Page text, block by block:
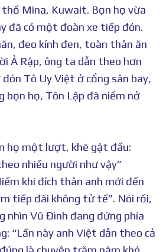
Mina, Kuwait. Bọn họ vừa
đã có một đoàn xe tiếp đón.
đeo kính đen, toàn thân ăn
Ả Rập, ông ta dẫn theo hơn
Tô Uy Việt ở cổng sân bay,
bọn họ, Tôn Lập đã niềm nở
họ một lượt, khẽ gật đầu:
nhiều người như vậy”
khi đích thân anh mới đến
tiếp đãi không tử tế”. Nói rồi,
nhìn Vũ Đình đang đứng phía
“Lần này anh Việt dẫn theo cả